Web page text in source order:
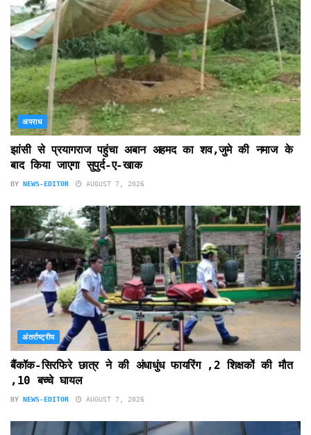
अपराध
झांसी से प्रयागराज पहुंचा अबान अहमद का शव,जुमे की नमाज के
बाद किया जाएगा सुपुर्द-ए-खाक
BY NEWS-EDITOR AUGUST 7, 2026
अंतर्राष्ट्रीय
बैंकॉक-सिरफिरे छात्र ने की अंधाधुंध फायरिंग ,2 शिक्षकों की मौत
,10 बच्चे घायल
BY NEWS-EDITOR AUGUST 7, 2026